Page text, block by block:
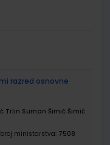
razred osnovne
Trlin Suman Šimić Šimić
ministarstva: 7508